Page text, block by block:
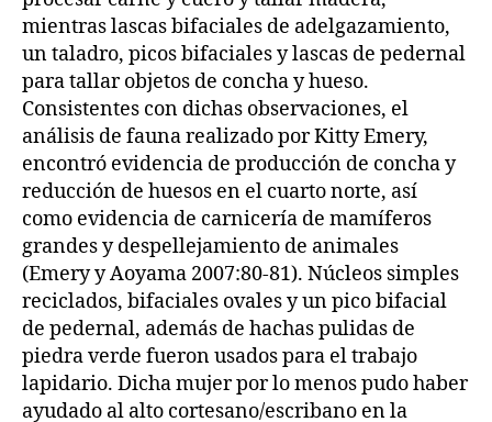
mientras lascas bifaciales de adelgazamiento,
un taladro, picos bifaciales y lascas de pedernal
para tallar objetos de concha y hueso.
Consistentes con dichas observaciones, el
análisis de fauna realizado por Kitty Emery,
encontró evidencia de producción de concha y
reducción de huesos en el cuarto norte, así
como evidencia de carnicería de mamíferos
grandes y despellejamiento de animales
(Emery y Aoyama 2007:80-81). Núcleos simples
reciclados, bifaciales ovales y un pico bifacial
de pedernal, además de hachas pulidas de
piedra verde fueron usados para el trabajo
lapidario. Dicha mujer por lo menos pudo haber
ayudado al alto cortesano/escribano en la